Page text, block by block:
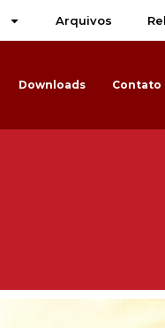
Arquivos
Downloads Contato